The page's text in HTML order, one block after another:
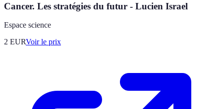
Cancer. Les stratégies du futur - Lucien Israel
Espace science
2 EURVoir le prix